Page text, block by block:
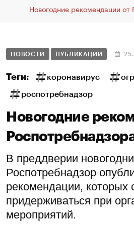
Новогодние рекомендации от
НОВОСТИ ПУБЛИКАЦИИ
Теги: коронавирус
роспотребнадзор
Новогодние
В преддверии
Роспотребнадзор
рекомендации, которых
придерживаться при
мероприятий.